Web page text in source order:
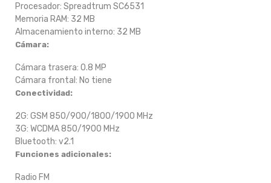
Procesador: Spreadtrum SC6531
Memoria RAM: 32 MB
Almacenamiento interno: 32 MB
Cámara:
Cámara trasera: 0.8 MP
Cámara frontal: No tiene
Conectividad:
2G: GSM 850/900/1800/1900 MHz
3G: WCDMA 850/1900 MHz
Bluetooth: v2.1
Funciones adicionales:
Radio FM